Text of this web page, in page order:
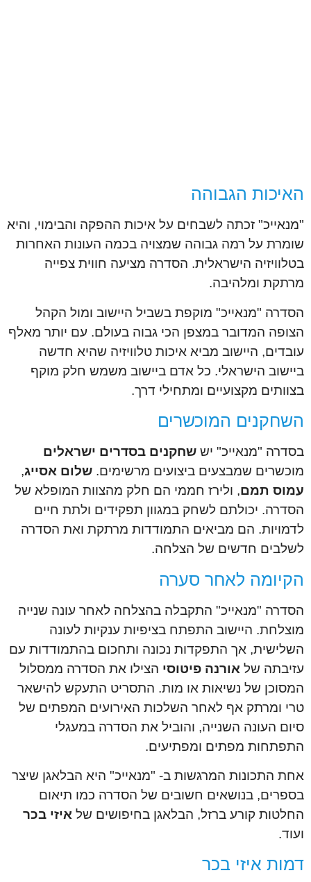
האיכות הגבוהה
"מנאייכ" זכתה לשבחים על איכות ההפקה והבימוי, והיא
שומרת על רמה גבוהה שמצויה בכמה העונות האחרות
בטלוויזיה הישראלית. הסדרה מציעה חווית צפייה
מרתקת ומלהיבה.
הסדרה "מנאייכ" מוקפת בשביל היישוב ומול הקהל
הצופה המדובר במצפן הכי גבוה בעולם. עם יותר מאלף
עובדים, היישוב מביא איכות טלוויזיה שהיא חדשה
ביישוב הישראלי. כל אדם ביישוב משמש חלק מוקף
בצוותים מקצועיים ומתחילי דרך.
השחקנים המוכשרים
בסדרה "מנאייכ" יש שחקנים בסדרים ישראלים
מוכשרים שמבצעים ביצועים מרשימים. שלום אסייג,
עמוס תמם, ולירז חממי הם חלק מהצוות המופלא של
הסדרה. יכולתם לשחק במגוון תפקידים ולתת חיים
לדמויות. הם מביאים התמודדות מרתקת ואת הסדרה
לשלבים חדשים של הצלחה.
הקיומה לאחר סערה
הסדרה "מנאייכ" התקבלה בהצלחה לאחר עונה שנייה
מוצלחת. היישוב התפתח בציפיות ענקיות לעונה
השלישית, אך התפקדות נכונה ותחכום בהתמודדות עם
עזיבתה של אורנה פיטוסי הצילו את הסדרה ממסלול
המסוכן של נשיאות או מות. התסריט התעקש להישאר
טרי ומרתק אף לאחר השלכות האירועים המפתים של
סיום העונה השנייה, והוביל את הסדרה במעגלי
התפתחות מפתים ומפתיעים.
אחת התכונות המרגשות ב- "מנאייכ" היא הבלאגן שיצר
בספרים, בנושאים חשובים של הסדרה כמו תיאום
החלטות קורע ברזל, הבלאגן בחיפושים של איזי בכר
ועוד.
דמות איזי בכר